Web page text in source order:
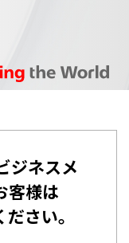
ジネスメ
客様は
さい。